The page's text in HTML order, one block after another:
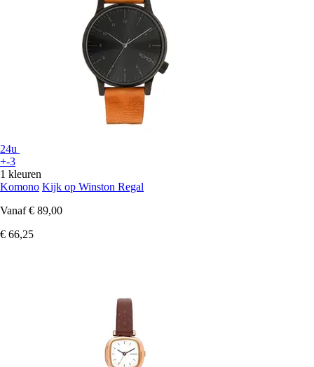
24u
+-3
1 kleuren
Komono Kijk op Winston Regal
Vanaf € 89,00
€ 66,25